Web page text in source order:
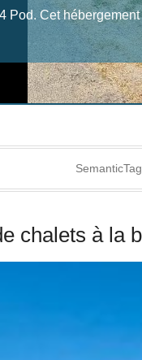
Pod. Cet
chalets à la